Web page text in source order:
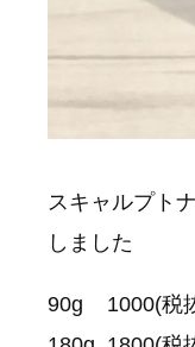
スキャルプト
しました
90g 1000(税